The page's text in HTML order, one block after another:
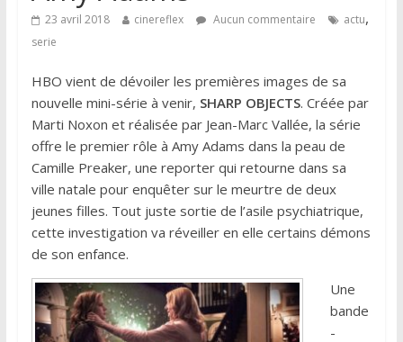
23 avril 2018 cinereflex Aucun commentaire actu,
serie
HBO vient de dévoiler les premières images de sa
nouvelle mini-série à venir, SHARP OBJECTS. Créée par
Marti Noxon et réalisée par Jean-Marc Vallée, la série
offre le premier rôle à Amy Adams dans la peau de
Camille Preaker, une reporter qui retourne dans sa
ville natale pour enquêter sur le meurtre de deux
jeunes filles. Tout juste sortie de l’asile psychiatrique,
cette investigation va réveiller en elle certains démons
de son enfance.
Une
bande
-